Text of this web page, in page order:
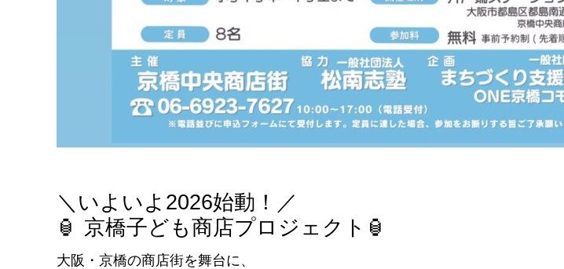
＼いよいよ2026始動！／
🏮 京橋子ども商店プロジェクト🏮
大阪・京橋の商店街を舞台に、